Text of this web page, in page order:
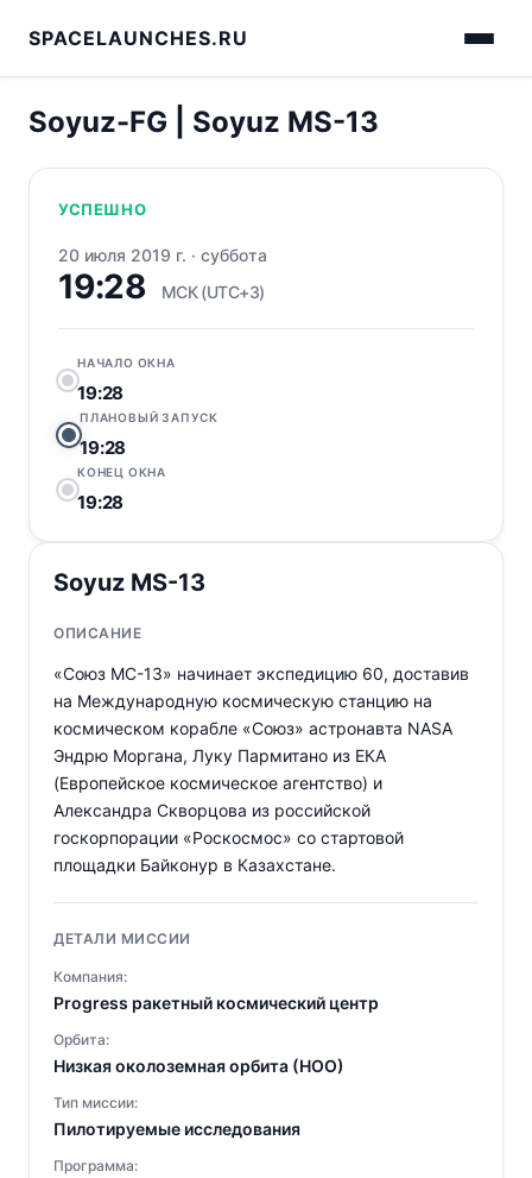
SPACELAUNCHES.RU
Soyuz-FG | Soyuz MS-13
УСПЕШНО
20 июля 2019 г. · суббота
19:28 МСК (UTC+3)
НАЧАЛО ОКНА
19:28
ПЛАНОВЫЙ ЗАПУСК
19:28
КОНЕЦ ОКНА
19:28
Soyuz MS-13
ОПИСАНИЕ
«Союз МС-13» начинает экспедицию 60, доставив
на Международную космическую станцию на
космическом корабле «Союз» астронавта NASA
Эндрю Моргана, Луку Пармитано из ЕКА
(Европейское космическое агентство) и
Александра Скворцова из российской
госкорпорации «Роскосмос» со стартовой
площадки Байконур в Казахстане.
ДЕТАЛИ МИССИИ
Компания:
Progress ракетный космический центр
Орбита:
Низкая околоземная орбита (НОО)
Тип миссии:
Пилотируемые исследования
Программа: